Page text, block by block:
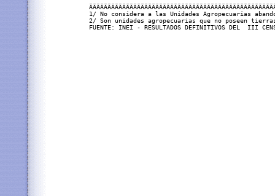
1/ No considera a las Unidades Agropecuarias
2/ Son unidades agropecuarias que no poseen